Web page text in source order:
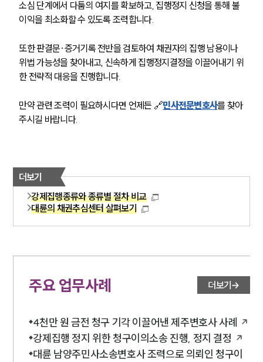
소심 단계에서 다툼의 여지를 확보하고, 집행정지 신청을 통해 불
이익을 최소화할 수 있도록 조력합니다.
또한 판결문·증거기록 전반을 검토하여 채권자의 집행 남용이나
위법 가능성을 찾아내고, 신속하게 집행정지결정을 이끌어내기 위
한 전략적 대응을 진행합니다.
만약 관련 조력이 필요하시다면 언제든 🔗민사전문변호사를 찾아
주시길 바랍니다.
더보기
강제집행종류와 종류별 절차 비교
대륜의 채권추심센터 살펴보기
주요 업무사례 더보기
4천만 원 금전 청구 기각 이끌어낸 제주변호사 사례
강제집행 정지 위한 청구이의소송 진행, 정지 결정
대륜 남양주민사소송변호사 조력으로 의뢰인 청구이